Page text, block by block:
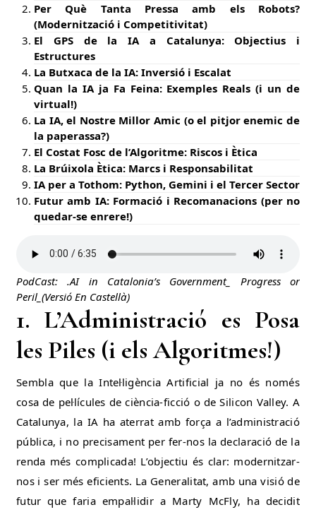
Per Què Tanta Pressa amb els Robots?
(Modernització i Competitivitat)
El GPS de la IA a Catalunya: Objectius i
Estructures
La Butxaca de la IA: Inversió i Escalat
Quan la IA ja Fa Feina: Exemples Reals (i un de
virtual!)
La IA, el Nostre Millor Amic (o el pitjor enemic de
la paperassa?)
El Costat Fosc de l’Algoritme: Riscos i Ètica
La Brúixola Ètica: Marcs i Responsabilitat
IA per a Tothom: Python, Gemini i el Tercer Sector
Futur amb IA: Formació i Recomanacions (per no
quedar-se enrere!)
PodCast: .AI in Catalonia’s Government_ Progress or
Peril_(Versió En Castellà)
1. L’Administració es Posa
les Piles (i els Algoritmes!)
Sembla que la Intel·ligència Artificial ja no és només
cosa de pel·lícules de ciència-ficció o de Silicon Valley. A
Catalunya, la IA ha aterrat amb força a l’administració
pública, i no precisament per fer-nos la declaració de la
renda més complicada! L’objectiu és clar: modernitzar-
nos i ser més eficients. La Generalitat, amb una visió de
futur que faria empal·lidir a Marty McFly, ha decidit